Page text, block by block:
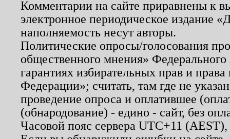
Комментарии на сайте приравнены к
электронное периодическое издание
наполняемость несут авторы.
Политические опросы/голосования
общественного мнения»
гарантиях избирательных прав и
Федерации»; считать, там где не
проведение опроса и оплатившее
(обнародование) - едино - сайт, без
Часовой пояс сервера UTC+11